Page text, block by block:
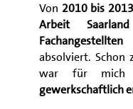
Von 2010 bis 2013
Arbeit Saarland
absolviert. Schon
war für
gewerkschaftlich